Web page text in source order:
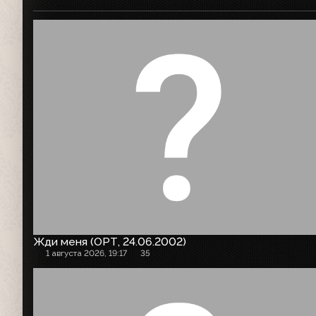
Жди меня (ОРТ, 24.06.2002)
1 августа 2026, 19:17 35